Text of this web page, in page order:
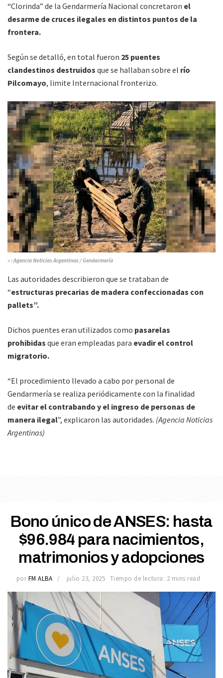
“Clorinda” de la Gendarmería Nacional concretaron el
desarme de cruces ilegales en distintos puntos de la
frontera.
Según se detalló, en total fueron 25 puentes
clandestinos destruidos que se hallaban sobre el río
Pilcomayo, limite Internacional fronterizo.
» : Agencia Noticias Argentinas / Gendarmería
Las autoridades describieron que se trataban de
“estructuras precarias de madera confeccionadas con
pallets”.
Dichos puentes eran utilizados como pasarelas
prohibidas que eran empleadas para evadir el control
migratorio.
“El procedimiento llevado a cabo por personal de
Gendarmería se realiza periódicamente con la finalidad
de evitar el contrabando y el ingreso de personas de
manera ilegal”, explicaron las autoridades. (Agencia Noticias
Argentinas)
Bono único de ANSES: hasta
$96.984 para nacimientos,
matrimonios y adopciones
por FM ALBA julio 23, 2025 Tiempo de lectura: 2 mins read